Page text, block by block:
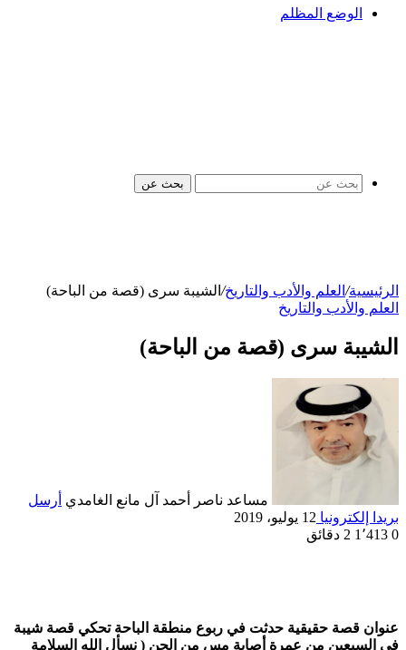
الوضع المظلم
بحث عن
الرئيسية/ العلم والأدب والتاريخ/ الشيبة سرى (قصة من الباحة)
العلم والأدب والتاريخ
الشيبة سرى (قصة من الباحة)
مساعد ناصر أحمد آل مانع الغامدي أرسل
بريدا إلكترونيا 12 يوليو، 2019
0
2 دقائق
عنوان قصة حقيقية حدثت في ربوع منطقة الباحة تحكي قصة شيبة
في السبعين من عمرة أصابة مس من الجن ( نسأل الله السلامة